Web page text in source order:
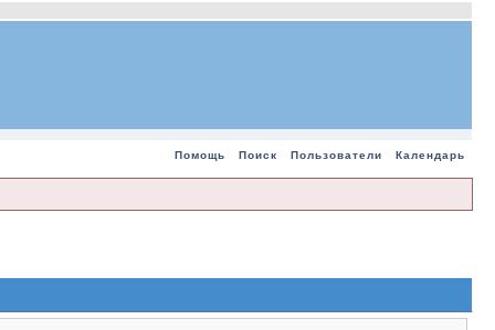
Помощь Поиск Пользователи Календарь